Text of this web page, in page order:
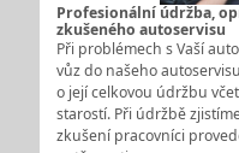
Profesionální údržba,
zkušeného autoservisu
Při problémech s Vaší
vůz do našeho
o její celkovou údržbu
starostí. Při údržbě
zkušení pracovníci